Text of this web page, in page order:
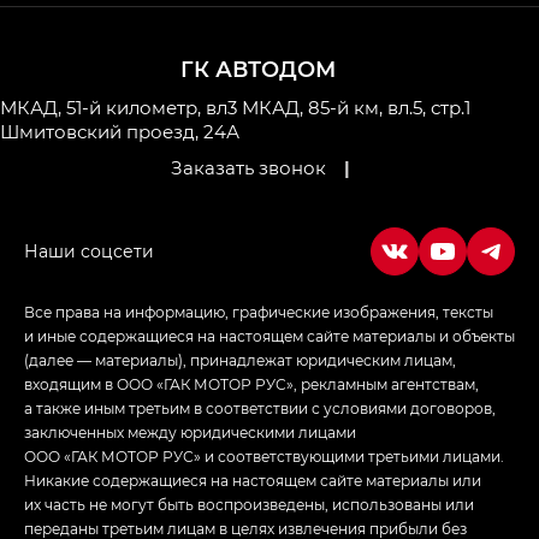
Джи Икс ПРЕМИУМ — GX PREMIUM, ЛАУНЖ —
LOUNGE
Empow — Эмпау (Empow) в комплектации
Джи Эс — GS, Джи Эль с элементы экстерьера
ГК АВТОДОМ
МКАД, 51-й километр, вл3 МКАД, 85-й км, вл.5, стр.1
Шмитовский проезд, 24А
Заказать звонок
|
Все права на информацию, графические изображения, тексты
и иные содержащиеся на настоящем сайте материалы и объекты
(далее — материалы), принадлежат юридическим лицам,
входящим в ООО «ГАК МОТОР РУС», рекламным агентствам,
а также иным третьим в соответствии с условиями договоров,
заключенных между юридическими лицами
ООО «ГАК МОТОР РУС» и соответствующими третьими лицами.
Никакие содержащиеся на настоящем сайте материалы или
их часть не могут быть воспроизведены, использованы или
переданы третьим лицам в целях извлечения прибыли без